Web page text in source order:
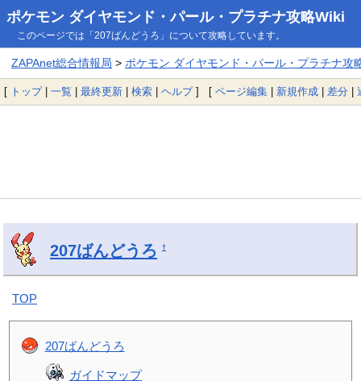
ポケモン ダイヤモンド・パール・プラチナ攻略Wiki
このページでは「207ばんどうろ」について攻略しています。
ZAPAnet総合情報局 > ポケモン ダイヤモンド・パール・プラチナ攻
[ トップ| 一覧 | 最終更新 | 検索 | ヘルプ] [ ページ編集 | 新規作成 | 差分 |
207ばんどうろ †
TOP
207ばんどうろ
ガイドマップ